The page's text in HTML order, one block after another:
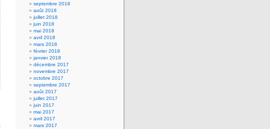
septembre 2018
août 2018
juillet 2018
juin 2018
mai 2018
avril 2018
mars 2018
février 2018
janvier 2018
décembre 2017
novembre 2017
octobre 2017
septembre 2017
août 2017
juillet 2017
juin 2017
mai 2017
avril 2017
mars 2017